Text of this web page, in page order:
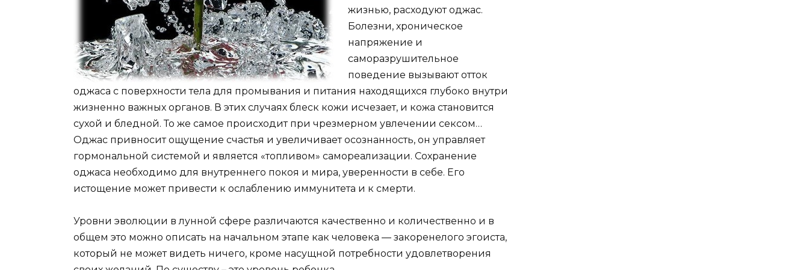
жизнью, расходуют оджас.
Болезни, хроническое
напряжение и
саморазрушительное
поведение вызывают отток
оджаса с поверхности тела для промывания и питания находящихся глубоко внутри
жизненно важных органов. В этих случаях блеск кожи исчезает, и кожа становится
сухой и бледной. То же самое происходит при чрезмерном увлечении сексом…
Оджас привносит ощущение счастья и увеличивает осознанность, он управляет
гормональной системой и является «топливом» самореализации. Сохранение
оджаса необходимо для внутреннего покоя и мира, уверенности в себе. Его
истощение может привести к ослаблению иммунитета и к смерти.
Уровни эволюции в лунной сфере различаются качественно и количественно и в
общем это можно описать на начальном этапе как человека — закоренелого эгоиста,
который не может видеть ничего, кроме насущной потребности удовлетворения